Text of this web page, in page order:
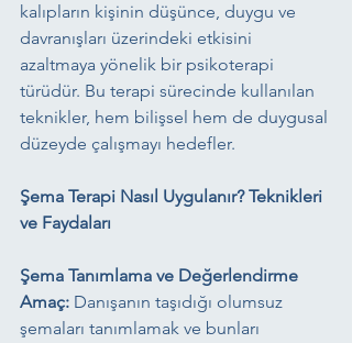
kalıpların kişinin düşünce, duygu ve
davranışları üzerindeki etkisini
azaltmaya yönelik bir psikoterapi
türüdür. Bu terapi sürecinde kullanılan
teknikler, hem bilişsel hem de duygusal
düzeyde çalışmayı hedefler.
Şema Terapi Nasıl Uygulanır? Teknikleri
ve Faydaları
Şema Tanımlama ve Değerlendirme
Amaç: Danışanın taşıdığı olumsuz
şemaları tanımlamak ve bunları